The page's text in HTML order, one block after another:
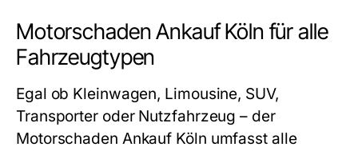
Motorschaden Ankauf Köln für alle
Fahrzeugtypen
Egal ob Kleinwagen, Limousine, SUV,
Transporter oder Nutzfahrzeug – der
Motorschaden Ankauf Köln umfasst alle